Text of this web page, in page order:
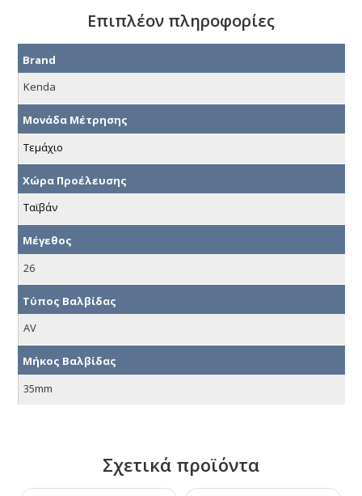
Επιπλέον πληροφορίες
Brand
Kenda
Μονάδα Μέτρησης
Τεμάχιο
Χώρα Προέλευσης
Ταϊβάν
Μέγεθος
26
Τύπος Βαλβίδας
AV
Μήκος Βαλβίδας
35mm
Σχετικά προϊόντα